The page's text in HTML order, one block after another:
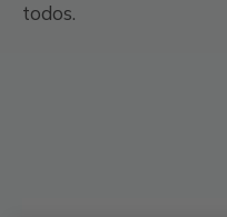
todos.